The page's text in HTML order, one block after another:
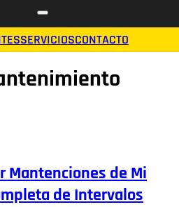
SERVICIOSCONTACTO
Mantenciones de Mi
de Intervalos